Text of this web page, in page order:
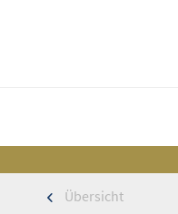
Übersicht